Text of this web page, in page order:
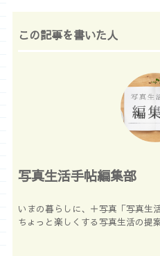
この記事を書いた人
写真生活手帖編集部
いまの暮らしに、＋写真「写真生
ちょっと楽しくする写真生活の提